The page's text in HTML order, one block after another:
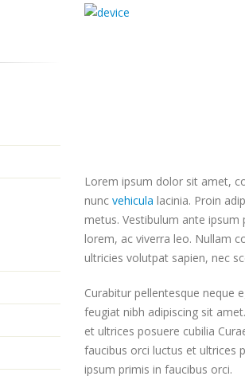
Lorem ipsum dolor sit amet,
nunc vehicula lacinia. Proin
metus. Vestibulum ante ipsum
lorem, ac viverra leo. Nullam
ultricies volutpat sapien, nec
Curabitur pellentesque neque
feugiat nibh adipiscing sit
et ultrices posuere cubilia
faucibus orci luctus et ultrices
ipsum primis in faucibus orci.